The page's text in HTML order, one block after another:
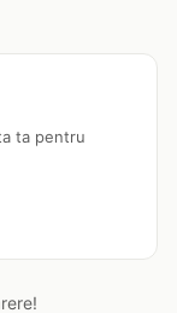
ta pentru